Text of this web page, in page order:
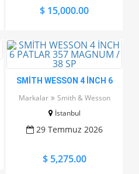
$ 15,000.00
SMİTH WESSON 4 İNCH 6
Markalar
Smith & Wesson
İstanbul
29 Temmuz 2026
$ 5,275.00